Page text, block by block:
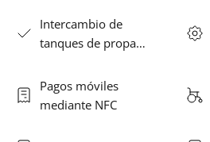
Intercambio de
tanques de propa…
Pagos móviles
mediante NFC